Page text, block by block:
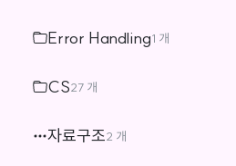
Error Handling1 개
CS27 개
자료구조2 개